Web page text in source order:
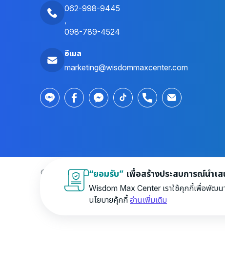
062-998-9445
098-789-4524
อีเมล
marketing@wisdommaxcenter.com
© 2026 Wisdom Max Center Company Limited. All
“ยอมรับ” เพื่อสร้างประสบการณ์นำเ
Wisdom Max Center เราใช้คุกกี้เพื่อพัฒน
นโยบายคุ้กกี้ อ่านเพิ่มเติม